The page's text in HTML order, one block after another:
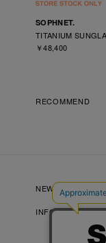
SOPHNET.
TITANIUM
￥48,400
RECOMMEND
NEW ARRIVALS
INFORMATION